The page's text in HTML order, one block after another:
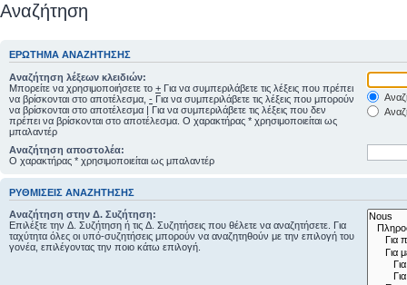
Αναζήτηση
ΕΡΏΤΗΜΑ ΑΝΑΖΉΤΗΣΗΣ
Αναζήτηση λέξεων κλειδιών:
Μπορείτε να χρησιμοποιήσετε το + Για να συμπεριλάβετε τις λέξεις που πρέπει
να βρίσκονται στο αποτέλεσμα, - Για να συμπεριλάβετε τις λέξεις που μπορούν
να βρίσκονται στο αποτέλεσμα | Για να συμπεριλάβετε τις λέξεις που δεν
πρέπει να βρίσκονται στο αποτέλεσμα. Ο χαρακτήρας * χρησιμοποιείται ως
μπαλαντέρ
Αναζήτηση αποστολέα:
Ο χαρακτήρας * χρησιμοποιείται ως μπαλαντέρ
ΡΥΘΜΊΣΕΙΣ ΑΝΑΖΉΤΗΣΗΣ
Αναζήτηση στην Δ. Συζήτηση:
Επιλέξτε την Δ. Συζήτηση ή τις Δ. Συζητήσεις που θέλετε να αναζητήσετε. Για
ταχύτητα όλες οι υπό-συζητήσεις μπορούν να αναζητηθούν με την επιλογή του
γονέα, επιλέγοντας την ποιο κάτω επιλογή.